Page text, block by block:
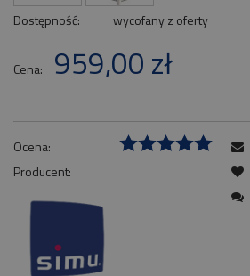
Dostępność: wycofany z oferty
Cena: 959,00 zł
Ocena:
Producent: